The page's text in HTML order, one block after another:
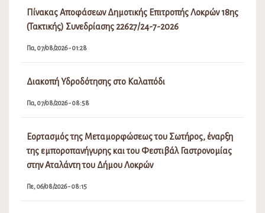
Πίνακας Αποφάσεων Δημοτικής Επιτροπής Λοκρών 18ης
(Τακτικής) Συνεδρίασης 22627/24-7-2026
Πα, 07/08/2026 - 01:28
Διακοπή Υδροδότησης στο Καλαπόδι
Πα, 07/08/2026 - 08:58
Εορτασμός της Μεταμορφώσεως του Σωτήρος, έναρξη
της εμποροπανήγυρης και του Φεστιβάλ Γαστρονομίας
στην Αταλάντη του Δήμου Λοκρών
Πε, 06/08/2026 - 08:15